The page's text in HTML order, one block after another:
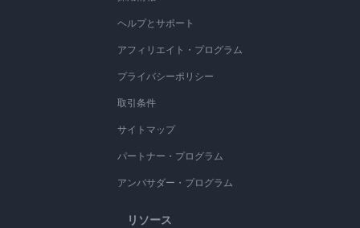
ヘルプとサポート
アフィリエイト・プログラム
プライバシーポリシー
取引条件
サイトマップ
パートナー・プログラム
アンバサダー・プログラム
リソース